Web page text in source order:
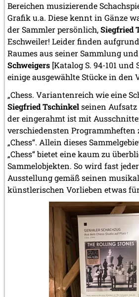
Bereichen musizierende
Grafik u.a. Diese kennt in Gänze
der Sammler persönlich,Siegfried
Eschweiler! Leider finden
Raumes aus seiner Sammlung
Schweigers [Katalog S. 94-101 und
einige ausgewählte Stücke in den
„Chess. Variantenreich wie eine
Siegfried Tschinkelseinen Aufsatz
der eingerahmt ist mit
verschiedensten Programmheften
„Chess“. Allein dieses
„Chess“ bietet eine kaum zu
Sammelobjekten. So wird fast
Ausstellung gemäß seinen
künstlerischen Vorlieben etwas